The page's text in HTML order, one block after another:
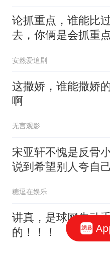
论抓重点，谁能比
去，你俩是会抓重
安然爱追剧
这撒娇，谁能撒娇
啊
无言观影
宋亚轩不愧是反骨
说到希望别人夸自
糖逗在娱乐
讲真，是球网先动
的！！！